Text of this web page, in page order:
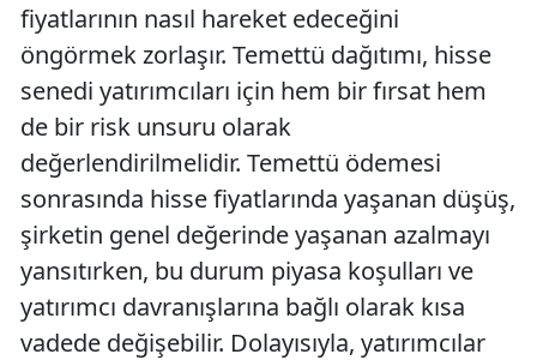
fiyatlarının nasıl hareket edeceğini
öngörmek zorlaşır. Temettü dağıtımı, hisse
senedi yatırımcıları için hem bir fırsat hem
de bir risk unsuru olarak
değerlendirilmelidir. Temettü ödemesi
sonrasında hisse fiyatlarında yaşanan düşüş,
şirketin genel değerinde yaşanan azalmayı
yansıtırken, bu durum piyasa koşulları ve
yatırımcı davranışlarına bağlı olarak kısa
vadede değişebilir. Dolayısıyla, yatırımcılar